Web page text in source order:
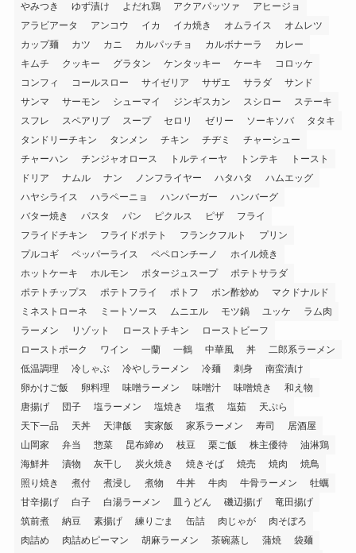
やみつき
ゆず漬け よだれ鶏 アクアパッツァ
アヒージョ
アラビアータ
アンコウ イカ イカ焼き オムライス
オムレツ
カップ麺
カツ カニ カルパッチョ カルボナーラ
カレー
キムチ
クッキー グラタン ケンタッキー ケーキ
コロッケ
コンフィ
コールスロー サイゼリア サザエ サラダ
サンド
サンマ
サーモン シューマイ ジンギスカン スシロー
ステーキ
スフレ
スペアリブ スープ セロリ ゼリー ソーキソバ
タタキ
タンドリーチキン
タンメン チキン チヂミ
チャーシュー
チャーハン
チンジャオロース トルティーヤ トンテキ
トースト
ドリア
ナムル ナン ノンフライヤー ハタハタ
ハムエッグ
ハヤシライス
ハラペーニョ ハンバーガー
ハンバーグ
バター焼き
パスタ パン ピクルス ピザ
フライ
フライドチキン
フライドポテト フランクフルト
プリン
プルコギ
ペッパーライス ペペロンチーノ
ホイル焼き
ホットケーキ
ホルモン ポタージュスープ
ポテトサラダ
ポテトチップス
ポテトフライ ポトフ ポン酢炒め
マクドナルド
ミネストローネ
ミートソース ムニエル モツ鍋 ユッケ
ラム肉
ラーメン
リゾット ローストチキン
ローストビーフ
ローストポーク
ワイン 一蘭 一鶴 中華風 丼
二郎系ラーメン
低温調理
冷しゃぶ 冷やしラーメン 冷麺 刺身
南蛮漬け
卵かけご飯
卵料理 味噌ラーメン 味噌汁 味噌焼き
和え物
唐揚げ
団子 塩ラーメン 塩焼き 塩煮 塩茹
天ぷら
天下一品
天丼 天津飯 実家飯 家系ラーメン 寿司
居酒屋
山岡家
弁当 惣菜 昆布締め 枝豆 栗ご飯 株主優待
油淋鶏
海鮮丼
漬物 灰干し 炭火焼き 焼きそば 焼売 焼肉
焼鳥
照り焼き
煮付 煮浸し 煮物 牛丼 牛肉 牛骨ラーメン
牡蠣
甘辛揚げ
白子 白湯ラーメン 皿うどん 磯辺揚げ
竜田揚げ
筑前煮
納豆 素揚げ 練りごま 缶詰 肉じゃが
肉そぼろ
肉詰め
肉詰めピーマン 胡麻ラーメン 茶碗蒸し 蒲焼
袋麺